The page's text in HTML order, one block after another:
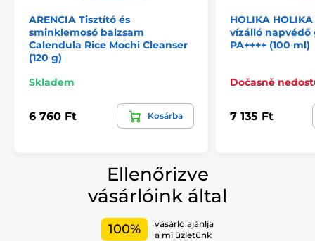
ARENCIA Tisztító és
sminklemosó balzsam
Calendula Rice Mochi Cleanser
(120 g)
Skladem
6 760 Ft Kosárba
HOLIKA
vízálló napvédő
PA++++ (100 ml)
Dočasně
7 135 Ft
Ellenőrizve
vásárlóink által
100%
vásárló ajánlja
a mi üzletünk